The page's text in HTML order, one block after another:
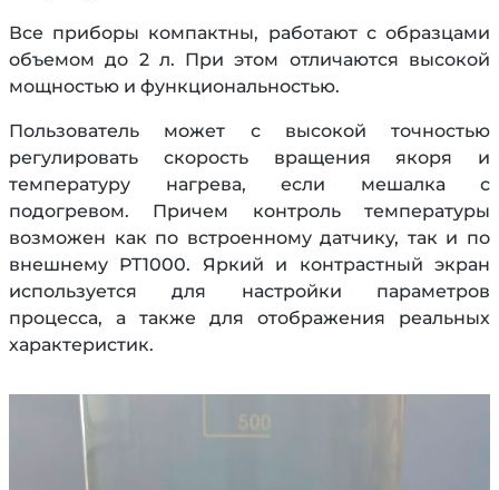
Все приборы компактны, работают с образцами
объемом до 2 л. При этом отличаются высокой
мощностью и функциональностью.
Пользователь может с высокой точностью
регулировать скорость вращения якоря и
температуру нагрева, если мешалка с
подогревом. Причем контроль температуры
возможен как по встроенному датчику, так и по
внешнему PT1000. Яркий и контрастный экран
используется для настройки параметров
процесса, а также для отображения реальных
характеристик.